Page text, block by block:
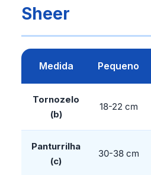
Sheer
Medida Pequeno
Tornozelo
(b)
18-22 cm
Panturrilha
(c)
30-38 cm